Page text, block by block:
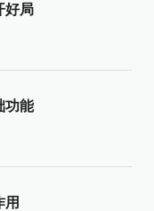
好局
功能
用